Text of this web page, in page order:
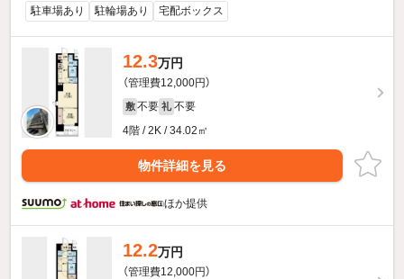
駐車場あり 駐輪場あり 宅配ボックス
12.3万円
（管理費12,000円）
敷 不要 礼 不要
4階 / 2K / 34.02㎡
物件詳細を見る
ほか提供
12.2万円
（管理費12,000円）